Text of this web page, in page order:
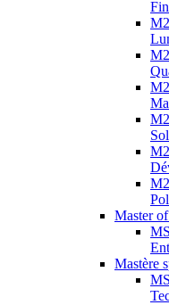
Master
Mastère